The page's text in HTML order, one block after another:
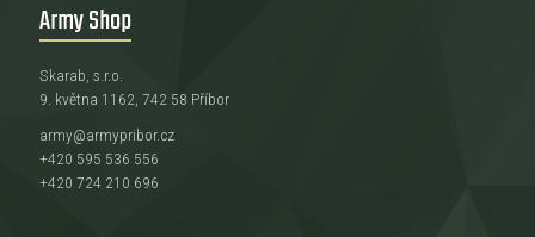
Army Shop
Skarab, s.r.o.
9. května 1162, 742 58 Příbor
army@armypribor.cz
+420 595 536 556
+420 724 210 696